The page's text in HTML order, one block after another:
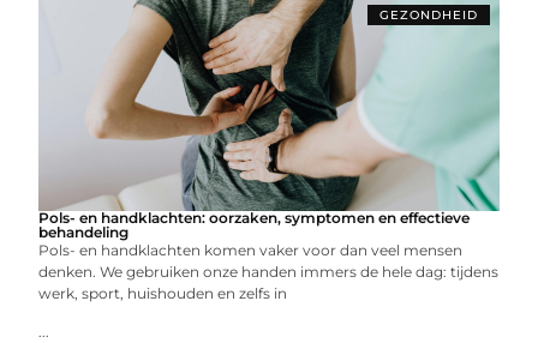
GEZONDHEID
Pols- en handklachten: oorzaken, symptomen en effectieve
behandeling
Pols- en handklachten komen vaker voor dan veel mensen
denken. We gebruiken onze handen immers de hele dag: tijdens
werk, sport, huishouden en zelfs in
...